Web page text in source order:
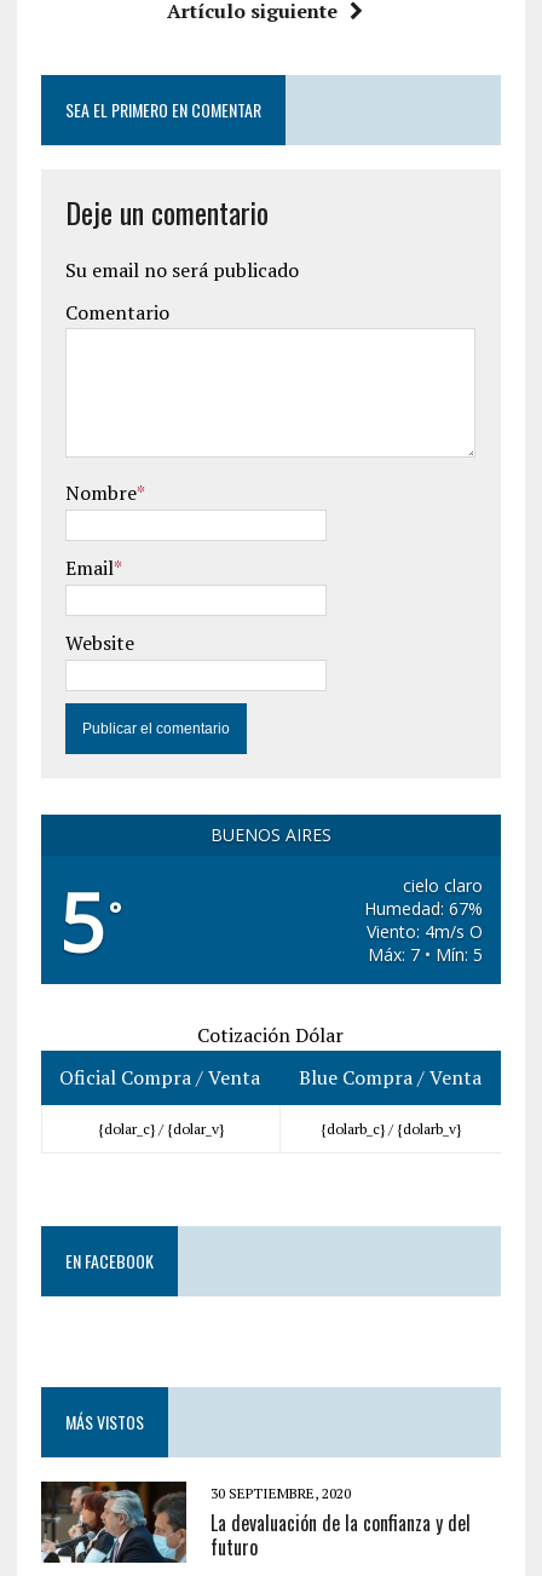
Artículo siguiente
SEA EL PRIMERO EN COMENTAR
Deje un comentario
Su email no será publicado
Comentario
Nombre*
Email*
Website
BUENOS AIRES
5°
cielo claro
Humedad: 67%
Viento: 4m/s O
Máx: 7 • Mín: 5
Cotización Dólar
Oficial Compra / Venta
Blue Compra / Venta
{dolar_c} / {dolar_v} {dolarb_c} / {dolarb_v}
EN FACEBOOK
MÁS VISTOS
30 SEPTIEMBRE, 2020
La devaluación de la confianza y del
futuro